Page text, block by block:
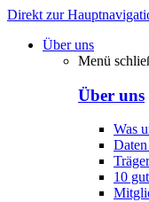
Direkt zur
Über uns
Menü
Über uns
Was
Träger
10